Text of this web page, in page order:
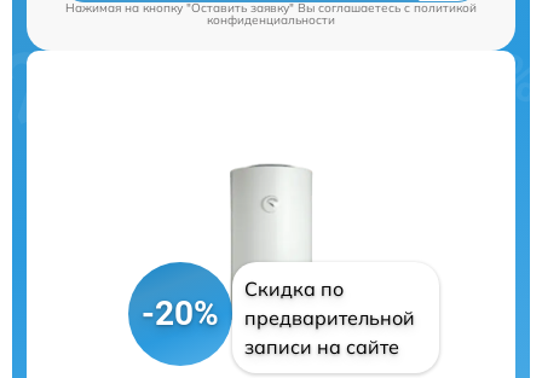
Нажимая на кнопку "Оставить заявку" Вы соглашаетесь cполитикой
конфиденциальности
-20%
Скидка по
предварительной
записи на сайте